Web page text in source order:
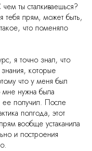
ты сталкиваешься?
тебя прям, может быть,
что поменяло
я точно знал, что
которые
что у меня был
нужна была
ее получил. После
полгода, этот
вообще устаканила
и построения